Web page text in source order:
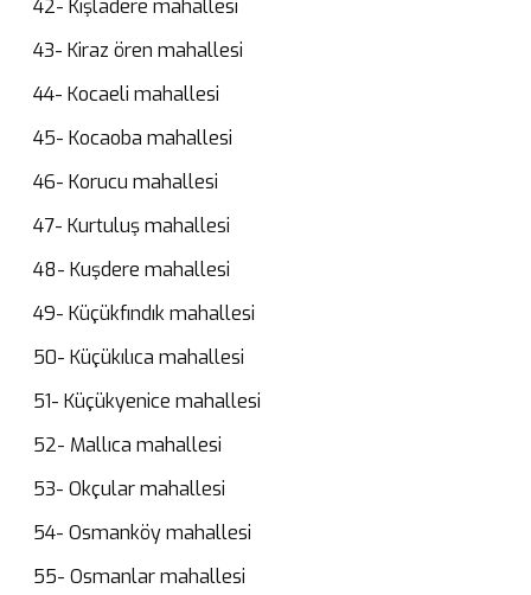
42- Kışladere mahallesi
43- Kiraz ören mahallesi
44- Kocaeli mahallesi
45- Kocaoba mahallesi
46- Korucu mahallesi
47- Kurtuluş mahallesi
48- Kuşdere mahallesi
49- Küçükfındık mahallesi
50- Küçükılıca mahallesi
51- Küçükyenice mahallesi
52- Mallıca mahallesi
53- Okçular mahallesi
54- Osmanköy mahallesi
55- Osmanlar mahallesi